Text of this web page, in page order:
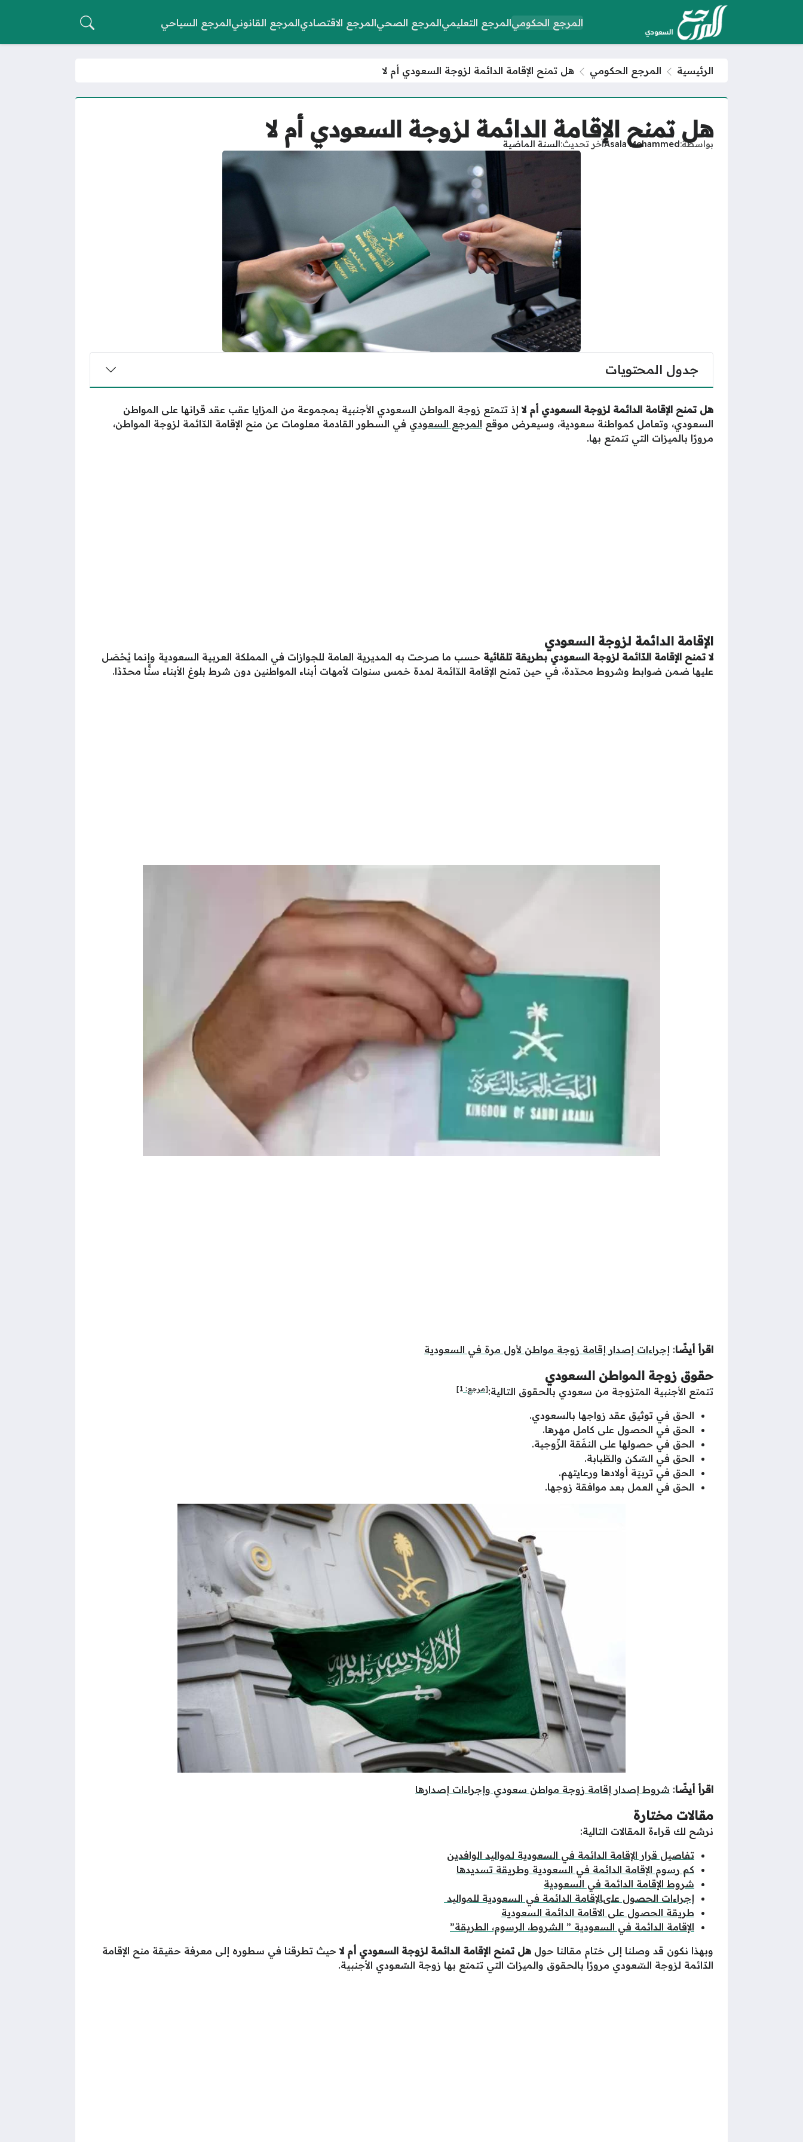
المرجع الحكوميالمرجع التعليميالمرجع الصحيالمرجع الاقتصاديالمرجع القانونيالمرجع السياحي
الرئيسية المرجع الحكومي هل تمنح الإقامة الدائمة لزوجة السعودي أم لا
هل تمنح الإقامة الدائمة لزوجة السعودي أم لا
بواسطة Asala Mohammedآخر تحديث السنة الماضية
جدول المحتويات
هل تمنح الإقامة الدائمة لزوجة السعودي أم لا إذ تتمتع زوجة المواطن السعودي الأجنبية بمجموعة من المزايا عقب عقد قرانها على المواطن
السعودي، وتعامل كمواطنة سعودية، وسيعرض موقع المرجع السعودي في السطور القادمة معلومات عن منح الإقامة الدّائمة لزوجة المواطن،
مرورًا بالميزات التي تتمتع بها.
الإقامة الدائمة لزوجة السعودي
لا تمنح الإقامة الدّائمة لزوجة السعودي بطريقة تلقائية حسب ما صرحت به المديرية العامة للجوازات في المملكة العربية السعودية وإنما يُحْصَل
عليها ضمن ضوابط وشروط محدّدة، في حين تمنح الإقامة الدّائمة لمدة خمس سنوات لأمهات أبناء المواطنين دون شرط بلوغ الأبناء سنًّا محدّدًا.
اقرأ أيضًا: إجراءات إصدار إقامة زوجة مواطن لأول مرة في السعودية
حقوق زوجة المواطن السعودي
تتمتع الأجنبية المتزوجة من سعودي بالحقوق التالية:[مرجع: 1
]
الحق في توثيق عقد زواجها بالسعودي.
الحق في الحصول على كامل مهرها.
الحق في حصولها على النفَقة الزّوجية.
الحق في السّكن والطّبابة.
الحق في تربيَة أولادها ورعايتهم.
الحق في العمل بعد موافقة زوجها.
اقرأ أيضًا: شروط إصدار إقامة زوجة مواطن سعودي وإجراءات إصدارها
مقالات مختارة
نرشح لك قراءة المقالات التالية:
تفاصيل قرار الإقامة الدائمة في السعودية لمواليد الوافدين
كم رسوم الإقامة الدائمة في السعودية وطريقة تسديدها
شروط الإقامة الدائمة في السعودية
إجراءات الحصول علىالإقامة الدائمة في السعودية للمواليد
طريقة الحصول على الاقامة الدائمة السعودية
الإقامة الدائمة في السعودية ” الشروط، الرسوم، الطريقة”
وبهذا نكون قد وصلنا إلى ختام مقالنا حول هل تمنح الإقامة الدائمة لزوجة السعودي أم لا حيث تطرقنا في سطوره إلى معرفة حقيقة منح الإقامة
الدّائمة لزوجة السّعودي مرورًا بالحقوق والميزات التي تتمتع بها زوجة السّعودي الأجنبية.